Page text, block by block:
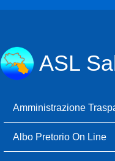
ASL
Amministrazione
Albo Pretorio On Line